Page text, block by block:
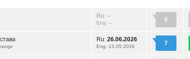
Ru: --
Eng: -- 0
Ru: 26.06.2026
Eng: 13.05.2026 7